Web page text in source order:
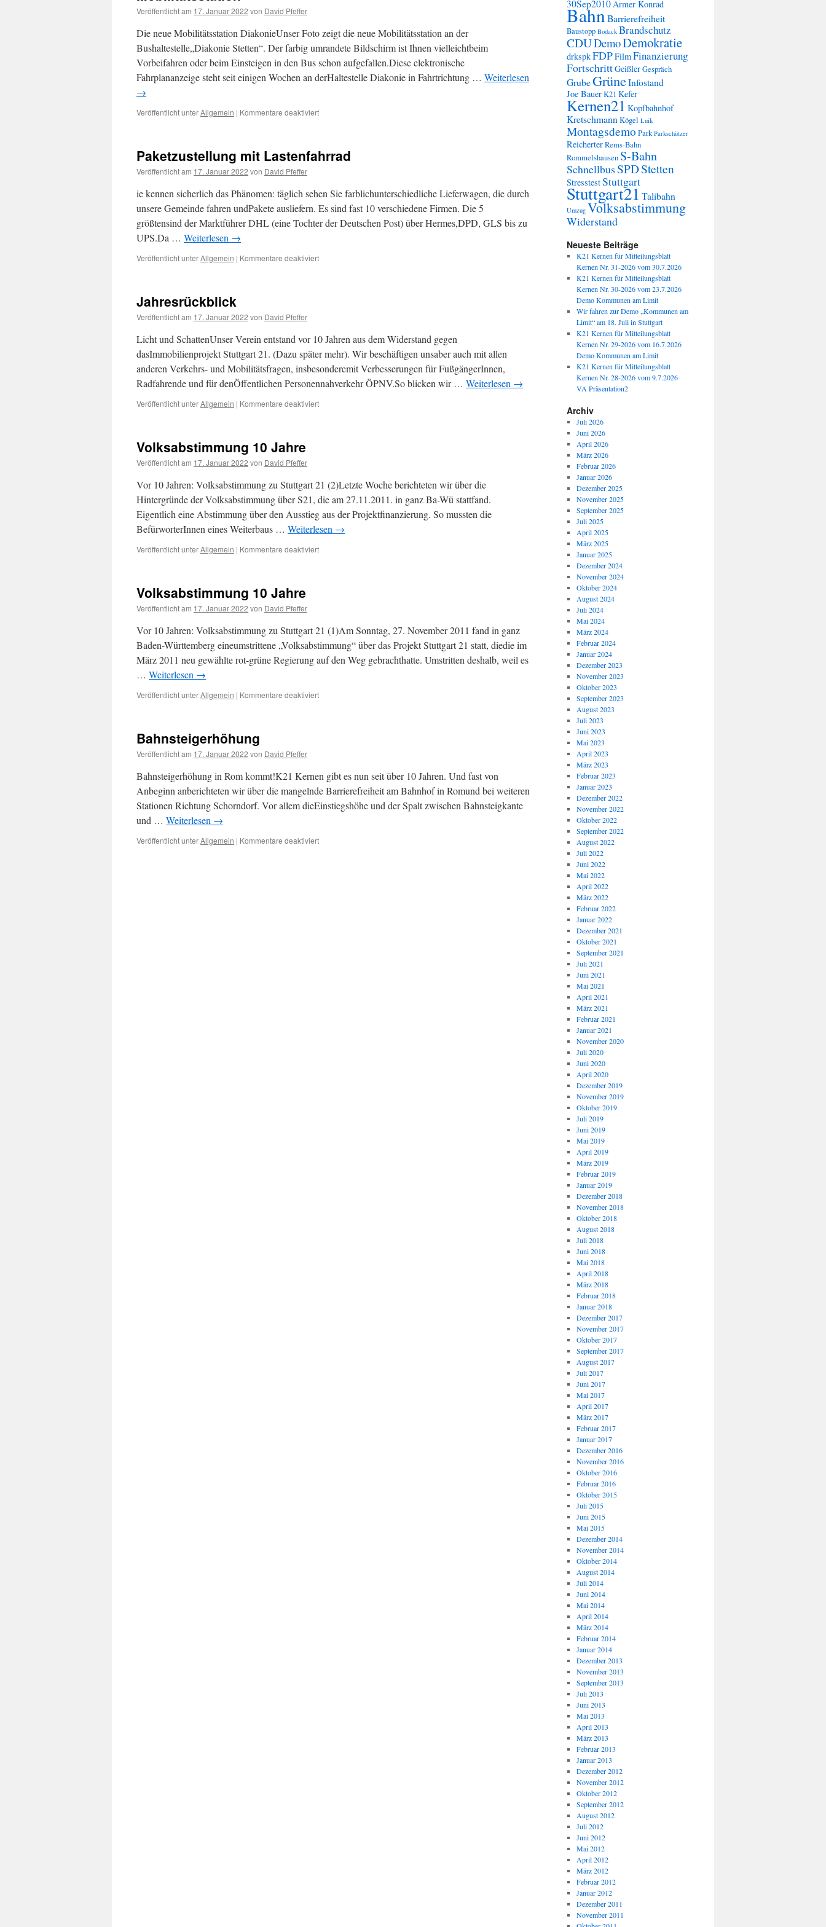
Veröffentlicht am 17. Januar 2022 von David Pfeffer
Die neue Mobilitätsstation DiakonieUnser Foto zeigt die neue Mobilitätsstation an der
Bushaltestelle„Diakonie Stetten“. Der farbig umrandete Bildschirm ist Ihnen vielleichtbeim
Vorbeifahren oder beim Einsteigen in den Bus schon aufgefallen.Diese elektronische
Fahrplananzeige steht seit einigen Wochen an derHaltestelle Diakonie in Fahrtrichtung … Weiterlesen
→
Veröffentlicht unterAllgemein | Kommentare deaktiviertfür
Paketzustellung mit Lastenfahrrad
Veröffentlicht am 17. Januar 2022 von David Pfeffer
ie kennen sicherlich das Phänomen: täglich sehen Sie farblichunterschiedliche Lieferwagen, die durch
unsere Gemeinde fahren undPakete ausliefern. Es sind fast 10 verschiedene Firmen. Die 5
größtensind der Marktführer DHL (eine Tochter der Deutschen Post) über Hermes,DPD, GLS bis zu
UPS.Da … Weiterlesen →
Veröffentlicht unterAllgemein | Kommentare deaktiviertfür
Jahresrückblick
Veröffentlicht am 17. Januar 2022 von David Pfeffer
Licht und SchattenUnser Verein entstand vor 10 Jahren aus dem Widerstand gegen
dasImmobilienprojekt Stuttgart 21. (Dazu später mehr). Wir beschäftigen unsaber auch mit allen
anderen Verkehrs- und Mobilitätsfragen, insbesonderemit Verbesserungen für FußgängerInnen,
Radfahrende und für denÖffentlichen Personennahverkehr ÖPNV.So blicken wir … Weiterlesen →
Veröffentlicht unterAllgemein | Kommentare deaktiviertfür
Volksabstimmung 10 Jahre
Veröffentlicht am 17. Januar 2022 von David Pfeffer
Vor 10 Jahren: Volksabstimmung zu Stuttgart 21 (2)Letzte Woche berichteten wir über die
Hintergründe der Volksabstimmung über S21, die am 27.11.2011. in ganz Ba-Wü stattfand.
Eigentlich eine Abstimmung über den Ausstieg aus der Projektfinanzierung. So mussten die
BefürworterInnen eines Weiterbaus … Weiterlesen →
Veröffentlicht unterAllgemein | Kommentare deaktiviertfür
Volksabstimmung 10 Jahre
Veröffentlicht am 17. Januar 2022 von David Pfeffer
Vor 10 Jahren: Volksabstimmung zu Stuttgart 21 (1)Am Sonntag, 27. November 2011 fand in ganz
Baden-Württemberg eineumstrittene „Volksabstimmung“ über das Projekt Stuttgart 21 statt, diedie im
März 2011 neu gewählte rot-grüne Regierung auf den Weg gebrachthatte. Umstritten deshalb, weil es
… Weiterlesen →
Veröffentlicht unterAllgemein | Kommentare deaktiviertfür
Bahnsteigerhöhung
Veröffentlicht am 17. Januar 2022 von David Pfeffer
Bahnsteigerhöhung in Rom kommt!K21 Kernen gibt es nun seit über 10 Jahren. Und fast von
Anbeginn anberichteten wir über die mangelnde Barrierefreiheit am Bahnhof in Romund bei weiteren
Stationen Richtung Schorndorf. Vor allem dieEinstiegshöhe und der Spalt zwischen Bahnsteigkante
und … Weiterlesen →
Veröffentlicht unterAllgemein | Kommentare deaktiviertfür
30Sep2010Armer Konrad
BahnBarrierefreiheit
Baustopp Bodack Brandschutz
CDUDemoDemokratie
drkspkFDPFilmFinanzierung
FortschrittGeißlerGespräch
GrubeGrüneInfostand
Joe BauerK21 Kefer
Kernen21 Kopfbahnhof
Kretschmann Kögel Luik
Montagsdemo Park Parkschützer
ReicherterRems-Bahn
Rommelshausen S-Bahn
SchnellbusSPDStetten
StresstestStuttgart
Stuttgart21 Talibahn
Umzug Volksabstimmung
Widerstand
Neueste Beiträge
K21 Kernen für Mitteilungsblatt
Kernen Nr. 31-2026 vom 30.7.2026
K21 Kernen für Mitteilungsblatt
Kernen Nr. 30-2026 vom 23.7.2026
Demo Kommunen am Limit
Wir fahren zur Demo „Kommunen am
Limit“ am 18. Juli in Stuttgart
K21 Kernen für Mitteilungsblatt
Kernen Nr. 29-2026 vom 16.7.2026
Demo Kommunen am Limit
K21 Kernen für Mitteilungsblatt
Kernen Nr. 28-2026 vom 9.7.2026
VA Präsentation2
Archiv
Juli 2026
Juni 2026
April 2026
März 2026
Februar 2026
Januar 2026
Dezember 2025
November 2025
September 2025
Juli 2025
April 2025
März 2025
Januar 2025
Dezember 2024
November 2024
Oktober 2024
August 2024
Juli 2024
Mai 2024
März 2024
Februar 2024
Januar 2024
Dezember 2023
November 2023
Oktober 2023
September 2023
August 2023
Juli 2023
Juni 2023
Mai 2023
April 2023
März 2023
Februar 2023
Januar 2023
Dezember 2022
November 2022
Oktober 2022
September 2022
August 2022
Juli 2022
Juni 2022
Mai 2022
April 2022
März 2022
Februar 2022
Januar 2022
Dezember 2021
Oktober 2021
September 2021
Juli 2021
Juni 2021
Mai 2021
April 2021
März 2021
Februar 2021
Januar 2021
November 2020
Juli 2020
Juni 2020
April 2020
Dezember 2019
November 2019
Oktober 2019
Juli 2019
Juni 2019
Mai 2019
April 2019
März 2019
Februar 2019
Januar 2019
Dezember 2018
November 2018
Oktober 2018
August 2018
Juli 2018
Juni 2018
Mai 2018
April 2018
März 2018
Februar 2018
Januar 2018
Dezember 2017
November 2017
Oktober 2017
September 2017
August 2017
Juli 2017
Juni 2017
Mai 2017
April 2017
März 2017
Februar 2017
Januar 2017
Dezember 2016
November 2016
Oktober 2016
Februar 2016
Oktober 2015
Juli 2015
Juni 2015
Mai 2015
Dezember 2014
November 2014
Oktober 2014
August 2014
Juli 2014
Juni 2014
Mai 2014
April 2014
März 2014
Februar 2014
Januar 2014
Dezember 2013
November 2013
September 2013
Juli 2013
Juni 2013
Mai 2013
April 2013
März 2013
Februar 2013
Januar 2013
Dezember 2012
November 2012
Oktober 2012
September 2012
August 2012
Juli 2012
Juni 2012
Mai 2012
April 2012
März 2012
Februar 2012
Januar 2012
Dezember 2011
November 2011